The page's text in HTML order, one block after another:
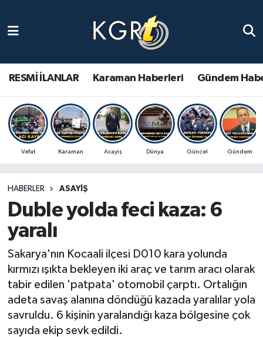
RESMİ İLANLAR Karaman Haberleri Gündem
Vefat Karaman Asayiş Dünya Güncel Gündem
HABERLER ASAYIŞ
Duble yolda feci kaza: 6
yaralı
Sakarya'nın Kocaali ilçesi D010 kara yolunda
kırmızı ışıkta bekleyen iki araç ve tarım aracı olarak
tabir edilen 'patpata' otomobil çarptı. Ortalığın
adeta savaş alanına döndüğü kazada yaralılar yola
savruldu. 6 kişinin yaralandığı kaza bölgesine çok
sayıda ekip sevk edildi.
Gündem Haberleri
Güncel Haberler
Spor Haberleri
Ulusal Haberler
Vefat Edenler